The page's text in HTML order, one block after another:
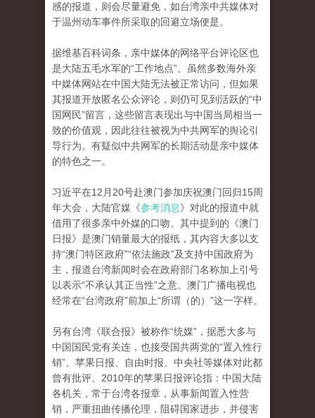
感的报道，则会尽量避免，如台湾亲中共媒体对
于温州动车事件所采取的回避立场便是。
据维基百科词条，亲中媒体的网络平台评论区也
是大陆五毛水军的“工作地点”。虽然多数海外亲
中媒体网站在中国大陆无法被正常访问，但如果
其报道开放匿名公众评论，则仍可见到活跃的“中
国网民”留言，这些留言表现出与中国当局相当一
致的价值观，因此往往被视为中共网军的舆论引
导行为。有疑似中共网军的长期活动是亲中媒体
的特色之一。
习近平在12月20号赴澳门参加庆祝澳门回归15周
年大会，大陆官媒《参考消息》对此的报道中就
借用了很多亲中外媒的口吻。其中提到的《澳门
日报》是澳门销量最大的报纸，其内容大多以支
持“澳门特区政府”“依法施政”及支持中国政府为
主，报道台湾新闻时会在政府部门名称加上引号
以表示“不承认其正当性”之意。澳门广播电视也
经常在“台湾政府”前加上“所谓（的）”这一字样。
另有台湾《联合报》被称作“统媒”，据悉大多与
中国国民党有关连，也接受国共两党的“置入性行
销”。苹果日报、自由时报、中央社等媒体对此都
曾有批评。2010年的苹果日报评论指：中国大陆
各机关，常于台湾各报章，从事新闻置入性营
销，严重扭曲传播伦理，阻碍国家进步，并侵害